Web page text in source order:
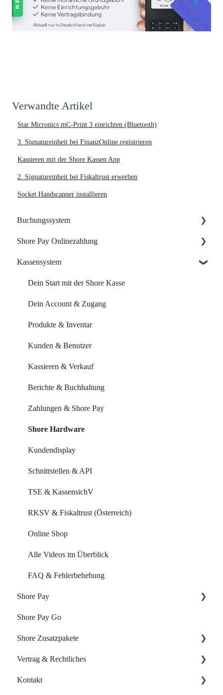
Verwandte Artikel
Star Micronics mC-Print 3 einrichten (Bluetooth)
3. Signatureinheit bei FinanzOnline registrieren
Kassieren mit der Shore Kassen App
2. Signatureinheit bei Fiskaltrust erwerben
Socket Handscanner installieren
Buchungssystem
Dein Start mit Shore
Dein Account & Zugang
Kalender & Termine
Buchungsseite
Buchungseinstellungen
Buchung über externe Plattformen
Systemeinstellungen
Leistungen & Kurse
Mitarbeiter & Ressourcen
Kundenverwaltung
Kundenkommunikation
Auswertungen
Marketing Funktionen
Alle Videos im Überblick
FAQ & Fehlerbehebung
Shore Pay Onlinezahlung
Einrichtung & Aktivierung
Zahlungsoptionen & Funktionen
Kassensystem
Dein Start mit der Shore Kasse
Dein Account & Zugang
Produkte & Inventar
Kunden & Benutzer
Kassieren & Verkauf
Berichte & Buchhaltung
Zahlungen & Shore Pay
Shore Hardware
Kundendisplay
Schnittstellen & API
TSE & KassensichV
RKSV & Fiskaltrust (Österreich)
Online Shop
Alle Videos im Überblick
FAQ & Fehlerbehebung
Shore Pay
Erste Schritte
FAQs - Fragen & Antworten zu Shore Pay
Shore Pay Go
Shore Zusatzpakete
Onlineshop
Website-Baukasten
Vertrag & Rechtliches
Vertrag & Rechnungen
Kontakt